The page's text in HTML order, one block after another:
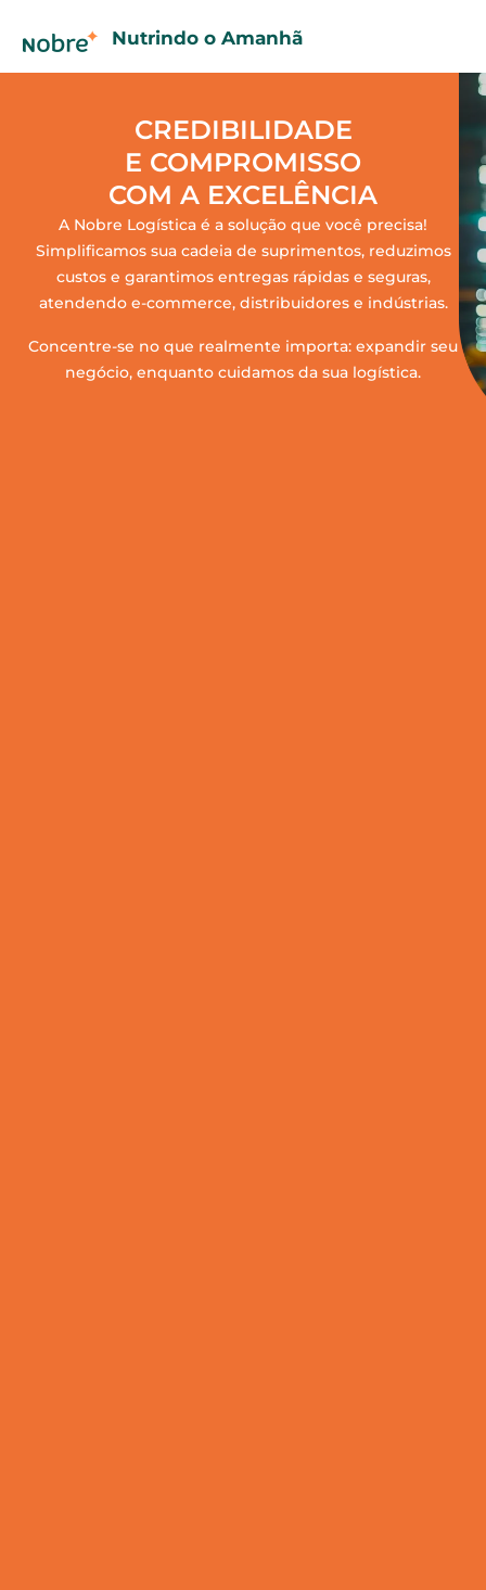
Nutrindo o Amanhã
CREDIBILIDADE
E COMPROMISSO
COM A EXCELÊNCIA
A Nobre Logística é a solução que você precisa!
Simplificamos sua cadeia de suprimentos, reduzimos
custos e garantimos entregas rápidas e seguras,
atendendo e-commerce, distribuidores e indústrias.
Concentre-se no que realmente importa: expandir seu
negócio, enquanto cuidamos da sua logística.